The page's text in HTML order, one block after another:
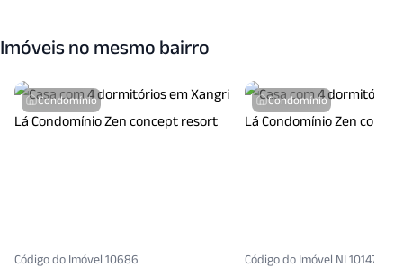
Imóveis no mesmo bairro
Condomínio
Código do Imóvel 10686
Condomínio
Código do Imóvel NL10147897